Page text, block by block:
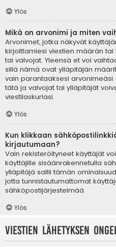
Ylös
Mikä on arvonimi ja miten
Arvonimet, jotka näkyvät
kirjoittamiesi viestien määrän
tai valvojat. Yleensä et voi
sillä nämä ovat ylläpitäjän
vain parantaaksesi
tätä ja valvojat tai ylläpitäjät
viestilaskuriasi.
Ylös
Kun klikkaan
kirjautumaan?
Vain rekisteröityneet käyttäjät
käyttäjille sisäänrakennetulla
ylläpitäjä sallii tämän
jotta tunnistautumattomat
sähköpostijärjestelmää.
Ylös
Viestien lähetyksen